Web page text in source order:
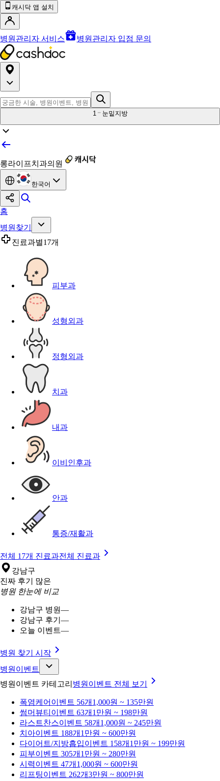
캐시닥 앱 설치
병원관리자 서비스 병원관리자 입점 문의
1 눈밑지방
롱라이프치과의원
한국어
홈
병원찾기
진료과별17개
피부과
성형외과
정형외과
치과
내과
이비인후과
안과
통증/재활과
전체 17개 진료과전체 진료과
강남구
진짜 후기 많은
병원 한눈에 비교
강남구 병원—
강남구 후기 —
오늘 이벤트—
병원 찾기 시작
병원이벤트
병원이벤트 카테고리 병원이벤트 전체 보기
폭염케어 이벤트 56개 1,000원 ~ 135만원
썸머뷰티 이벤트 63개 1만원 ~ 198만원
라스트찬스이벤트 58개 1,000원 ~ 245만원
치아이벤트 188개 1만원 ~ 600만원
다이어트/지방흡입이벤트 158개 1만원 ~ 199만원
피부이벤트 305개 1만원 ~ 280만원
시력이벤트 47개 1,000원 ~ 600만원
리프팅이벤트 262개3만원 ~ 800만원